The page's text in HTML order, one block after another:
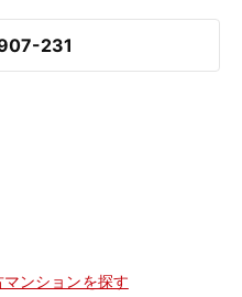
231
ンションを探す